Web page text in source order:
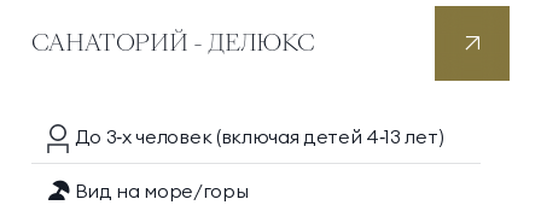
САНАТОРИЙ - ДЕЛЮКС
До 3‑хчеловек(включая детей 4‑13 лет)
Вид на море/горы